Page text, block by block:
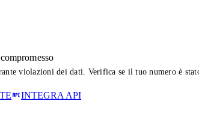
violazioni dei dati. Verifica se il tuo numero è
INTEGRA API